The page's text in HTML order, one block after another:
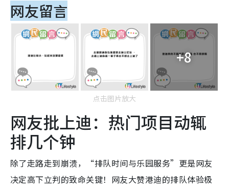
网友留言
+8
点击图片放大
网友批上迪：热门项目动辄
排几个钟
除了走路走到崩溃，“排队时间与乐园服务”更是网友
决定高下立判的致命关键！网友大赞港迪的排队体验极